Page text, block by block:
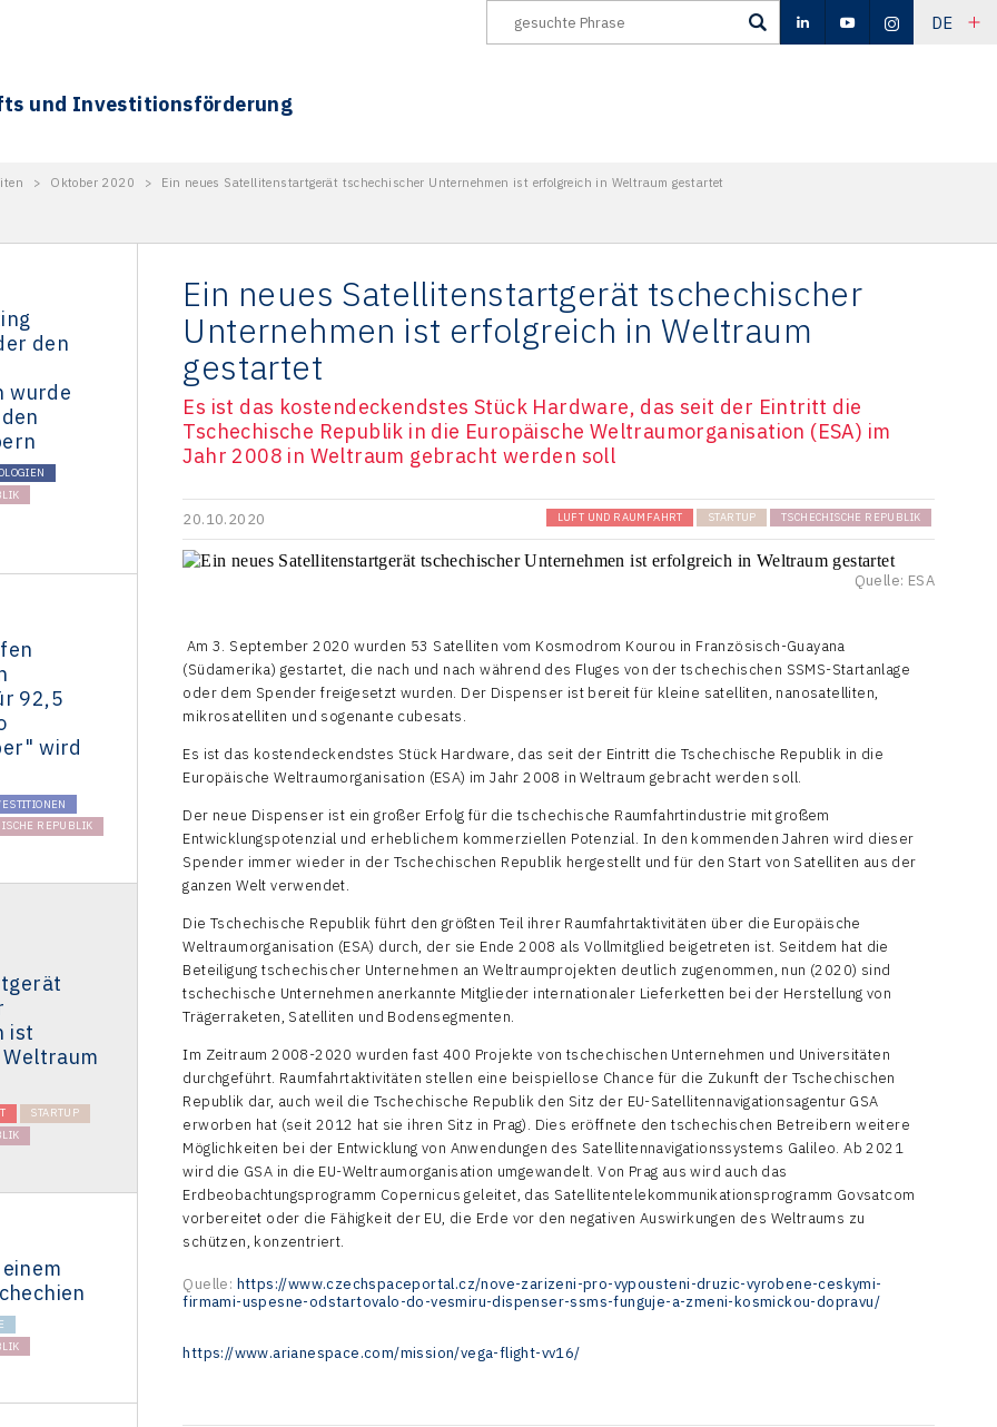
DE
und Investitionsförderung
> Oktober 2020 > Ein neues Satellitenstartgerät tschechischer Unternehmen ist erfolgreich in Weltraum gestartet
den
wurde
92,5
wird
REPUBLIK
ist
STARTUP
Ein neues Satellitenstartgerät tschechischer
Unternehmen ist erfolgreich in Weltraum
gestartet
Es ist das kostendeckendstes Stück Hardware, das seit der Eintritt die
Tschechische Republik in die Europäische Weltraumorganisation (ESA) im
Jahr 2008 in Weltraum gebracht werden soll
20.10.2020 LUFT UND RAUMFAHRT STARTUP TSCHECHISCHE REPUBLIK
Quelle: ESA
Am 3. September 2020 wurden 53 Satelliten vom Kosmodrom Kourou in Französisch-Guayana
(Südamerika) gestartet, die nach und nach während des Fluges von der tschechischen SSMS-Startanlage
oder dem Spender freigesetzt wurden. Der Dispenser ist bereit für kleine satelliten, nanosatelliten,
mikrosatelliten und sogenante cubesats.
Es ist das kostendeckendstes Stück Hardware, das seit der Eintritt die Tschechische Republik in die
Europäische Weltraumorganisation (ESA) im Jahr 2008 in Weltraum gebracht werden soll.
Der neue Dispenser ist ein großer Erfolg für die tschechische Raumfahrtindustrie mit großem
Entwicklungspotenzial und erheblichem kommerziellen Potenzial. In den kommenden Jahren wird dieser
Spender immer wieder in der Tschechischen Republik hergestellt und für den Start von Satelliten aus der
ganzen Welt verwendet.
Die Tschechische Republik führt den größten Teil ihrer Raumfahrtaktivitäten über die Europäische
Weltraumorganisation (ESA) durch, der sie Ende 2008 als Vollmitglied beigetreten ist. Seitdem hat die
Beteiligung tschechischer Unternehmen an Weltraumprojekten deutlich zugenommen, nun (2020) sind
tschechische Unternehmen anerkannte Mitglieder internationaler Lieferketten bei der Herstellung von
Trägerraketen, Satelliten und Bodensegmenten.
Im Zeitraum 2008-2020 wurden fast 400 Projekte von tschechischen Unternehmen und Universitäten
durchgeführt. Raumfahrtaktivitäten stellen eine beispiellose Chance für die Zukunft der Tschechischen
Republik dar, auch weil die Tschechische Republik den Sitz der EU-Satellitennavigationsagentur GSA
erworben hat (seit 2012 hat sie ihren Sitz in Prag). Dies eröffnete den tschechischen Betreibern weitere
Möglichkeiten bei der Entwicklung von Anwendungen des Satellitennavigationssystems Galileo. Ab 2021
wird die GSA in die EU-Weltraumorganisation umgewandelt. Von Prag aus wird auch das
Erdbeobachtungsprogramm Copernicus geleitet, das Satellitentelekommunikationsprogramm Govsatcom
vorbereitet oder die Fähigkeit der EU, die Erde vor den negativen Auswirkungen des Weltraums zu
schützen, konzentriert.
Quelle: https://www.czechspaceportal.cz/nove-zarizeni-pro-vypousteni-druzic-vyrobene-ceskymi-
firmami-uspesne-odstartovalo-do-vesmiru-dispenser-ssms-funguje-a-zmeni-kosmickou-dopravu/
https://www.arianespace.com/mission/vega-flight-vv16/